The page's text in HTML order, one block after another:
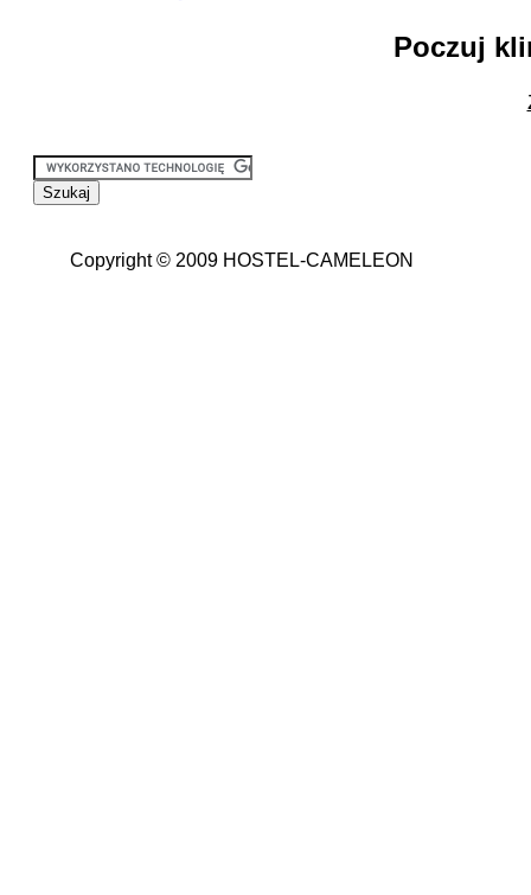
Poczuj
Copyright © 2009 HOSTEL-CAMELEON